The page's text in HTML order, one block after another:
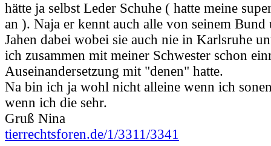
hätte ja selbst Leder Schuhe ( hatte meine
an ). Naja er kennt auch alle von seinem Bund
Jahen dabei wobei sie auch nie in Karlsruhe
ich zusammen mit meiner Schwester schon
Auseinandersetzung mit "denen" hatte.
Na bin ich ja wohl nicht alleine wenn ich
wenn ich die sehr.
Gruß Nina
tierrechtsforen.de/1/3311/3341